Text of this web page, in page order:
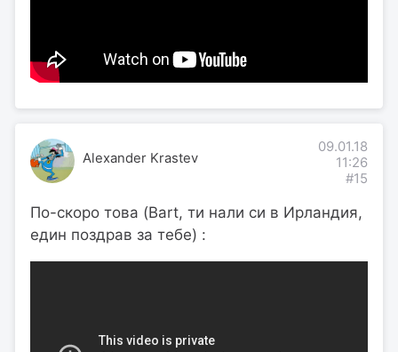
Alexander Krastev
09.01.18
11:26
#15
По-скоро това (Bart, ти нали си в Ирландия,
един поздрав за тебе) :